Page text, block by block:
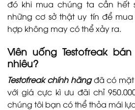
đó khi mua chúng ta cần hết
những cơ sở thật uy tín để
hợp không may có thể xảy ra.
Viên uống Testofreak
nhiêu?
Testofreak chính hãngđã có
với giá cực kì ưu đãi chỉ
chúng tôi bạn có thể thỏa mái